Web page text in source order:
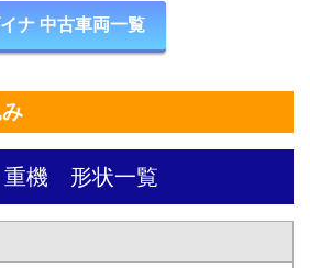
ダイナ 中古車両一覧
機　形状一覧